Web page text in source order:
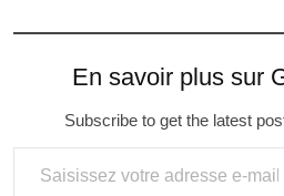
En savoir plus sur
Subscribe to get the latest